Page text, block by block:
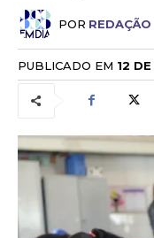
POR REDAÇÃO
PUBLICADO EM 12